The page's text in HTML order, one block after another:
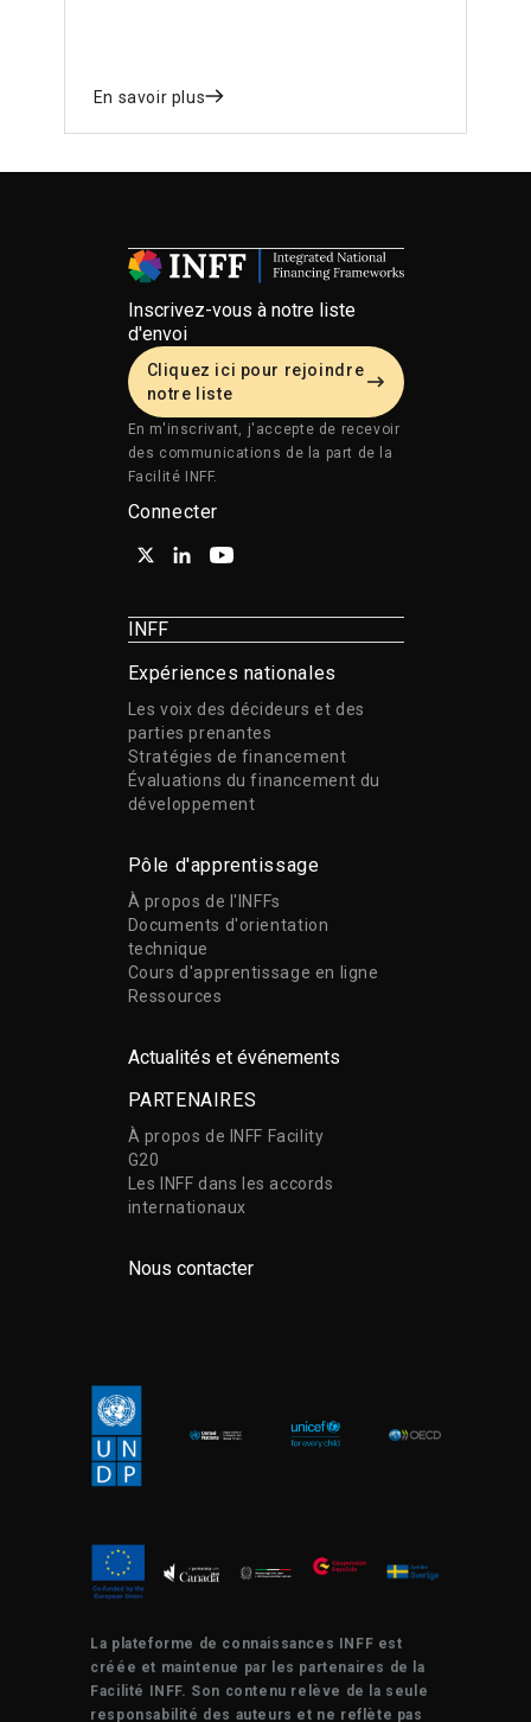
En savoir plus
Inscrivez-vous à notre liste
d'envoi
Cliquez ici pour rejoindre
notre liste
En m'inscrivant, j'accepte de recevoir
des communications de la part de la
Facilité INFF.
Connecter
INFF
Expériences nationales
Les voix des décideurs et des
parties prenantes
Stratégies de financement
Évaluations du financement du
développement
Pôle d'apprentissage
À propos de l'INFFs
Documents d'orientation
technique
Cours d'apprentissage en ligne
Ressources
Actualités et événements
PARTENAIRES
À propos de INFF Facility
G20
Les INFF dans les accords
internationaux
Nous contacter
La plateforme de connaissances INFF est
créée et maintenue par les partenaires de la
Facilité INFF. Son contenu relève de la seule
responsabilité des auteurs et ne reflète pas